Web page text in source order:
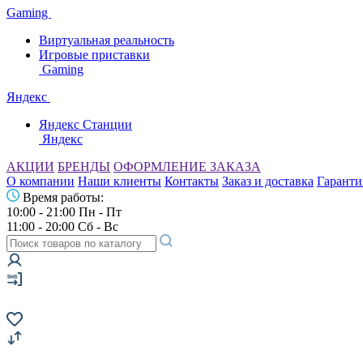
Gaming
Виртуальная реальность
Игровые приставки
Gaming
Яндекс
Яндекс Станции
Яндекс
АКЦИИ БРЕНДЫ ОФОРМЛЕНИЕ ЗАКАЗА
О компании Наши клиенты Контакты Заказ и доставка
Время работы:
10:00 - 21:00 Пн - Пт
11:00 - 20:00 Сб - Вс